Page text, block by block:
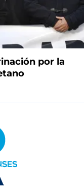
por la